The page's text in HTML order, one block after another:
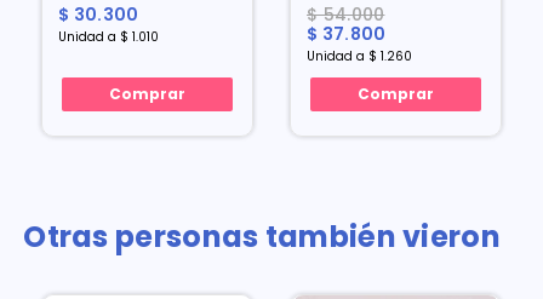
$ 30.300
Unidad a $ 1.010
Comprar
$ 54.000
$ 37.800
Unidad a $ 1.260
Comprar
Otras personas también vieron